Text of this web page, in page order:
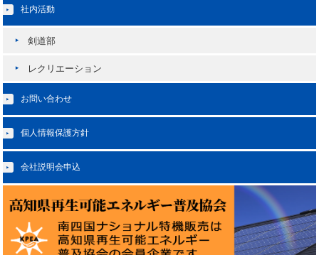
社内活動
剣道部
レクリエーション
お問い合わせ
個人情報保護方針
会社説明会申込